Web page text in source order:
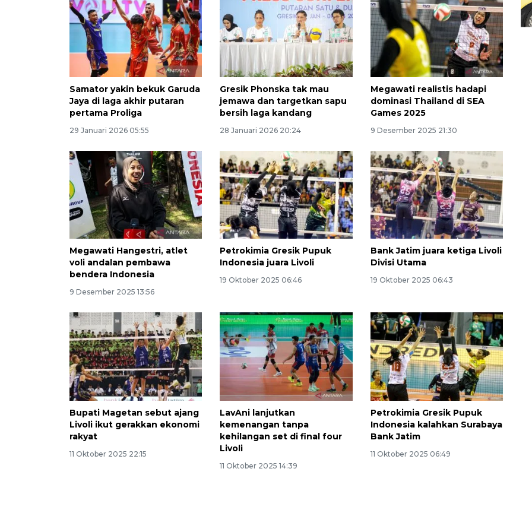
Samator yakin bekuk Garuda
Jaya di laga akhir putaran
pertama Proliga
29 Januari 2026 05:55
Gresik Phonska tak mau
jemawa dan targetkan sapu
bersih laga kandang
28 Januari 2026 20:24
Megawati realistis hadapi
dominasi Thailand di SEA
Games 2025
9 Desember 2025 21:30
Megawati Hangestri, atlet
voli andalan pembawa
bendera Indonesia
9 Desember 2025 13:56
Petrokimia Gresik Pupuk
Indonesia juara Livoli
19 Oktober 2025 06:46
Bank Jatim juara ketiga Livoli
Divisi Utama
19 Oktober 2025 06:43
Bupati Magetan sebut ajang
Livoli ikut gerakkan ekonomi
rakyat
11 Oktober 2025 22:15
LavAni lanjutkan
kemenangan tanpa
kehilangan set di final four
Livoli
11 Oktober 2025 14:39
Petrokimia Gresik Pupuk
Indonesia kalahkan Surabaya
Bank Jatim
11 Oktober 2025 06:49
160 ribu sambungan baru
jaringan gas 2026
2026-08-07 18:00:00